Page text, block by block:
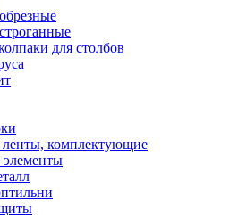
для столбов
комплектующие